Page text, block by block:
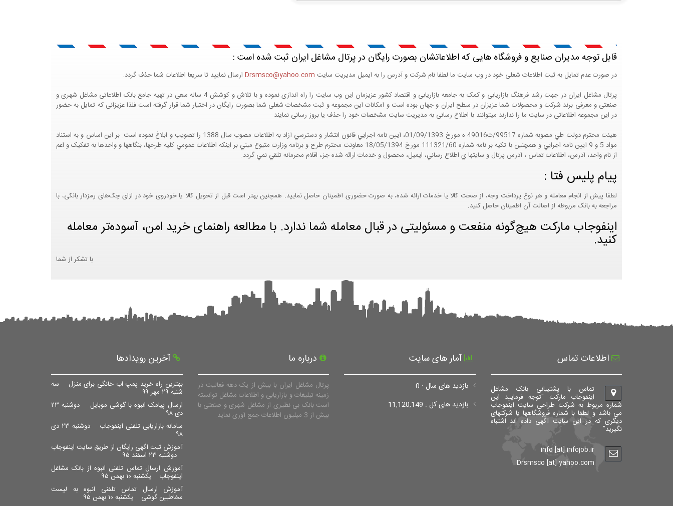
قابل توجه مدیران صنایع و فروشگاه هایی که اطلاعاتشان بصورت رایگان در پرتال مشاغل ایران ثبت شده است :
در صورت عدم تمایل به ثبت اطلاعات شغلی خود در وب سایت ما لطفا نام شرکت و آدرس را به ایمیل مدیریت سایت Drsmsco@yahoo.com ارسال نمایید تا سریعا اطلاعات شما حذف گردد.
پرتال مشاغل ایران در جهت رشد فرهنگ بازاریابی و کمک به جامعه بازاریابی و اقتصاد کشور عزیزمان این وب سایت را راه اندازی نموده و با تلاش و کوشش 4 ساله سعی در تهیه جامع بانک اطلاعاتی مشاغل شهری و
صنعتی و معرفی برند شرکت و محصولات شما عزیزان در سطح ایران و جهان بوده است و امکانات این مجموعه و ثبت مشخصات شغلی شما بصورت رایگان در اختیار شما قرار گرفته است.فلذا عزیزانی که تمایل به حضور
در این مجموعه اطلاعاتی در سایت ما را ندارند میتوانند با اطلاع رسانی به مدیریت سایت مشخصات خود را حذف یا بروز رسانی نمایند.
هيئت محترم دولت طي مصوبه شماره 99517/ت49016 ه مورخ 01/09/1393، آيين نامه اجرايي قانون انتشار و دسترسي آزاد به اطلاعات مصوب سال 1388 را تصويب و ابلاغ نموده است. بر اين اساس و به استناد
مواد 5 و 9 آيين نامه اجرايي و همچنين با تکيه بر نامه شماره 111321/60 مورخ 18/05/1394 معاونت محترم طرح و برنامه وزارت متبوع مبني بر اينکه اطلاعات عمومي کليه طرحها، بنگاهها و واحدها به تفکيک و اعم
از نام واحد، آدرس، اطلاعات تماس ، آدرس پرتال و سايتها ي اطلاع رساني، ايميل، محصول و خدمات ارائه شده جزء اقلام محرمانه تلقي نمي گردد.
پیام پلیس فتا :
لطفا پیش از انجام معامله و هر نوع پرداخت وجه، از صحت کالا یا خدمات ارائه شده، به صورت حضوری اطمینان حاصل نمایید. همچنین بهتر است قبل از تحویل کالا یا خودروی خود در ازای چک‌های رمزدار بانکی، با
مراجعه به بانک مربوطه از اصالت آن اطمینان حاصل کنید.
اینفوجاب مارکت هیچ‌گونه منفعت و مسئولیتی در قبال معامله شما ندارد. با مطالعه راهنمای خرید امن، آسوده‌تر معامله
کنید.
با تشکر از شما
اطلاعات تماس
تماس با پشتیبانی بانک مشاغل
اینفوجاب مارکت "توجه فرمایید این
شماره مربوط به شرکت طراحی سایت اینفوجاب
می باشد و لطفا با شماره فروشگاهها یا شرکتهای
دیگری که در این سایت آگهی داده اند اشتباه
نگیرید"
info [at] infojob.ir
Drsmsco [at] yahoo.com
آمار های سایت
بازدید های سال : 0
بازدید های کل : 11,120,149
درباره ما
پرتال مشاغل ایران با بیش از یک دهه فعالیت در
زمینه تبلیغات و بازاریابی و اطلاعات مشاغل توانسته
است بانک بی نظیری از مشاغل شهری و صنعتی با
بیش از 3 میلیون اطلاعات جمع آوری نماید.
آخرین رویدادها
بهترین راه خرید پمپ اب خانگی برای منزل سه
شنبه ۲۹ مهر ۹۹
ارسال پیامک انبوه با گوشی موبایل
دوشنبه ۲۳
دی ۹۸
سامانه بازاریابی تلفنی اینفوجاب
دوشنبه ۲۳ دی
۹۸
آموزش ثبت اگهی رایگان از طریق سایت اینفوجاب
دوشنبه ۲۳ اسفند ۹۵
آموزش ارسال تماس تلفنی انبوه از بانک مشاغل
اینفوجاب یکشنبه ۱۰ بهمن ۹۵
آموزش ارسال تماس تلفنی انبوه به لیست
مخاطبین گوشی یکشنبه ۱۰ بهمن ۹۵